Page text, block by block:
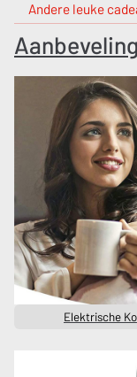
Andere leuke
Elektrische